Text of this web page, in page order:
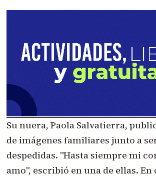
Su nuera, Paola Salvatierra,
de imágenes familiares junto a
despedidas. "Hasta siempre mi
amo", escribió en una de ellas.